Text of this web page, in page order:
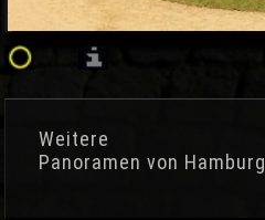
Weitere
Panoramen von Hamburg